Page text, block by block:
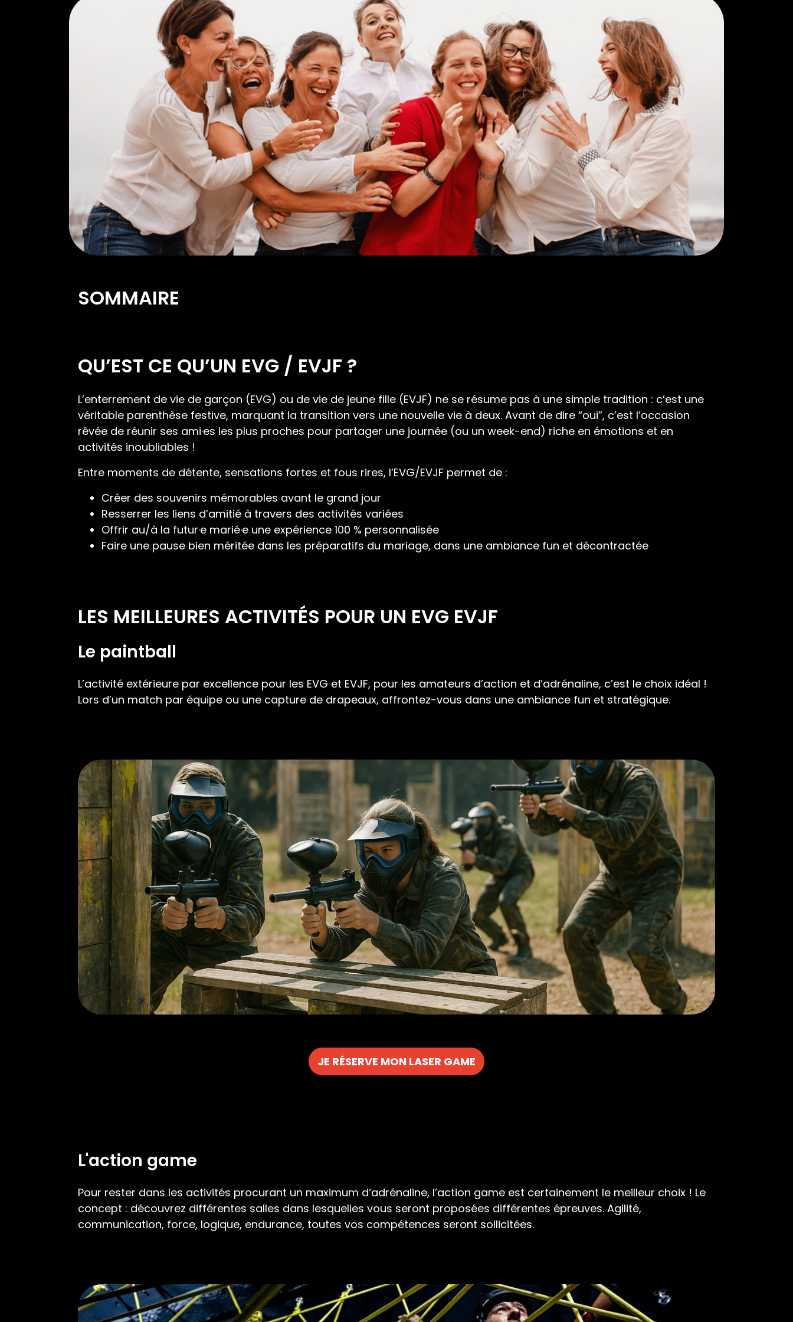
SOMMAIRE
QU’EST CE QU’UN EVG / EVJF ?
L’enterrement de vie de garçon (EVG) ou de vie de jeune fille (EVJF) ne se résume pas à une simple tradition : c’est une
véritable parenthèse festive, marquant la transition vers une nouvelle vie à deux. Avant de dire “oui”, c’est l’occasion
rêvée de réunir ses ami·es les plus proches pour partager une journée (ou un week-end) riche en émotions et en
activités inoubliables !
Entre moments de détente, sensations fortes et fous rires, l’EVG/EVJF permet de :
Créer des souvenirs mémorables avant le grand jour
Resserrer les liens d’amitié à travers des activités variées
Offrir au/à la futur·e marié·e une expérience 100 % personnalisée
Faire une pause bien méritée dans les préparatifs du mariage, dans une ambiance fun et décontractée
LES MEILLEURES ACTIVITÉS POUR UN EVG EVJF
Le paintball
L’activité extérieure par excellence pour les EVG et EVJF, pour les amateurs d’action et d’adrénaline, c’est le choix idéal !
Lors d’un match par équipe ou une capture de drapeaux, affrontez-vous dans une ambiance fun et stratégique.
JE RÉSERVE MON LASER GAME
L'action game
Pour rester dans les activités procurant un maximum d’adrénaline, l’action game est certainement le meilleur choix ! Le
concept : découvrez différentes salles dans lesquelles vous seront proposées différentes épreuves. Agilité,
communication, force, logique, endurance, toutes vos compétences seront sollicitées.